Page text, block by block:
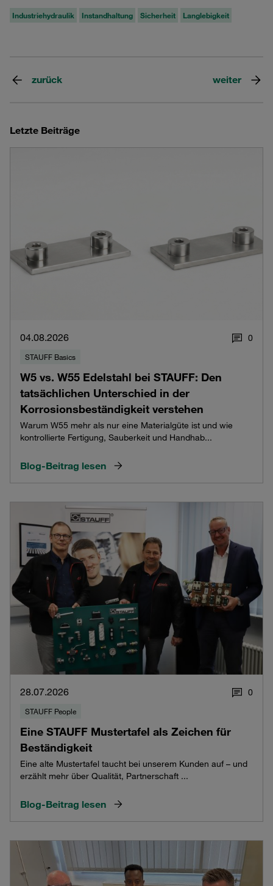
Industriehydraulik Instandhaltung Sicherheit Langlebigkeit
zurück weiter
Letzte Beiträge
04.08.2026 0
STAUFF Basics
W5 vs. W55 Edelstahl bei STAUFF: Den
tatsächlichen Unterschied in der
Korrosionsbeständigkeit verstehen
Warum W55 mehr als nur eine Materialgüte ist und wie
kontrollierte Fertigung, Sauberkeit und Handhab...
Blog-Beitrag lesen
28.07.2026 0
STAUFF People
Eine STAUFF Mustertafel als Zeichen für
Beständigkeit
Eine alte Mustertafel taucht bei unserem Kunden auf – und
erzählt mehr über Qualität, Partnerschaft ...
Blog-Beitrag lesen